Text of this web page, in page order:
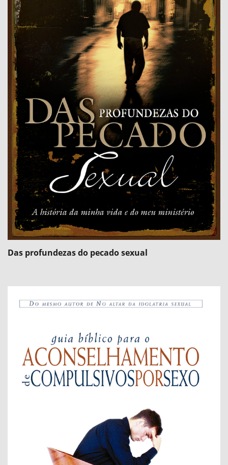
Das profundezas do pecado sexual